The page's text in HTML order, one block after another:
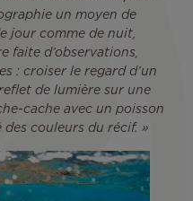
un moyen de
jour comme de nuit,
faite d’observations,
: croiser le regard d’un
de lumière sur une
cache avec un poisson
couleurs du récif. »